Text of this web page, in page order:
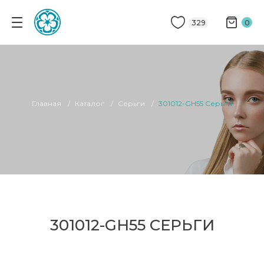
329 0
Главная Каталог Серьги 301012-GH55 Серьги
301012-GH55 СЕРЬГИ